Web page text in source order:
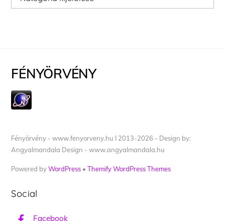
FÉNYÖRVÉNY
Fényörvény - www.fenyorveny.hu I 2013-2026 - Design by:
Angyalmandala Design - www.angyalmandala.hu
Powered byWordPress •Themify WordPress Themes
Social
Facebook